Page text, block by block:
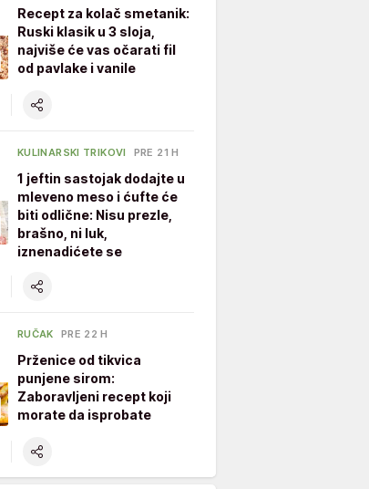
Recept za kolač smetanik:
Ruski klasik u 3 sloja,
najviše će vas očarati fil
od pavlake i vanile
KULINARSKI TRIKOVI PRE 21 H
1 jeftin sastojak dodajte u
mleveno meso i ćufte će
biti odlične: Nisu prezle,
brašno, ni luk,
iznenadićete se
RUČAK PRE 22 H
Prženice od tikvica
punjene sirom:
Zaboravljeni recept koji
morate da isprobate